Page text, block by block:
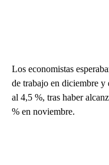
Los economistas
de trabajo en diciembre y
al 4,5 %, tras haber
% en noviembre.